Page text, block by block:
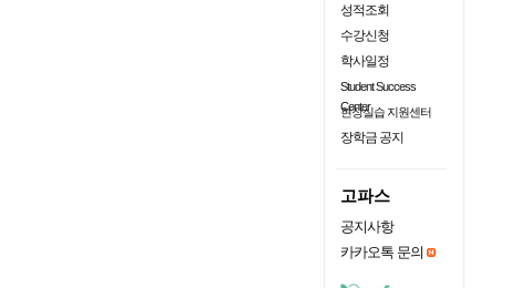
성적조회
수강신청
학사일정
Student Success
Center
현장실습 지원센터
장학금 공지
고파스
공지사항
카카오톡 문의